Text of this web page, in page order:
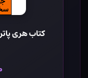
کتاب هری